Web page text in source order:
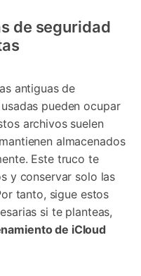
de seguridad
antiguas de
pueden ocupar
archivos suelen
almacenados
Este truco te
y conservar solo las
tanto, sigue estos
si te planteas,
de iCloud